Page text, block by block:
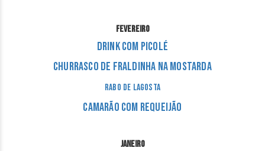
FEVEREIRO
Drink com picolé
Churrasco de Fraldinha na Mostarda
Rabo de Lagosta
Camarão com Requeijão
JANEIRO